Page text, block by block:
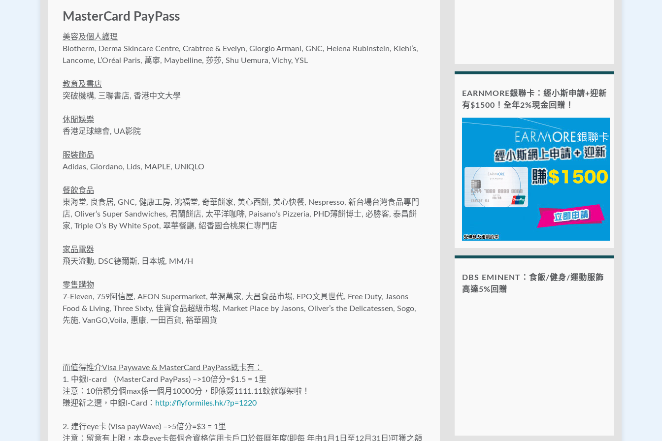
MasterCard PayPass
美容及個人護理
Biotherm, Derma Skincare Centre, Crabtree & Evelyn, Giorgio Armani, GNC, Helena Rubinstein, Kiehl’s,
Lancome, L’Oréal Paris, 萬寧, Maybelline, 莎莎, Shu Uemura, Vichy, YSL
教育及書店
突破機構, 三聯書店, 香港中文大學
休閒娛樂
香港足球總會, UA影院
服裝飾品
Adidas, Giordano, Lids, MAPLE, UNIQLO
餐飲食品
東海堂, 良食居, GNC, 健康工房, 鴻福堂, 奇華餅家, 美心西餅, 美心快餐, Nespresso, 新台場台灣食品專門
店, Oliver’s Super Sandwiches, 君蘭餅店, 太平洋咖啡, Paisano’s Pizzeria, PHD薄餅博士, 必勝客, 泰昌餅
家, Triple O’s By White Spot, 翠華餐廳, 紹香園合桃果仁專門店
家品電器
飛天流動, DSC德爾斯, 日本城, MM/H
零售購物
7-Eleven, 759阿信屋, AEON Supermarket, 華潤萬家, 大昌食品市場, EPO文具世代, Free Duty, Jasons
Food & Living, Three Sixty, 佳寶食品超級市場, Market Place by Jasons, Oliver’s the Delicatessen, Sogo,
先施, VanGO,Voila, 惠康, 一田百貨, 裕華國貨
而值得推介Visa Paywave & MasterCard PayPass既卡有：
1. 中銀I-card （MasterCard PayPass) –>10倍分=$1.5 = 1里
注意：10倍積分個max係一個月10000分，即係簽1111.11蚊就爆架啦！
賺迎新之選，中銀I-Card： http://flyformiles.hk/?p=1220
2. 建行eye卡 (Visa payWave) –>5倍分=$3 = 1里
注意：留意有上限，本身eye卡每個合資格信用卡戶口於每曆年度(即每 年由1月1日至12月31日)可獲之額
EARNMORE銀聯卡：經小斯申請+迎新
有$1500！全年2%現金回贈！
DBS EMINENT：食飯/健身/運動服飾
高達5%回贈